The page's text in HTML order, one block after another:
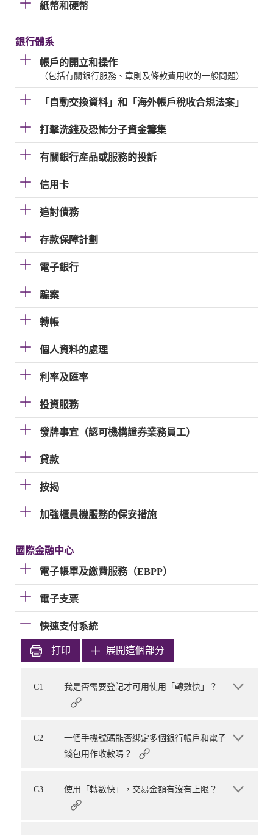
紙幣和硬幣
銀行體系
帳戶的開立和操作
（包括有關銀行服務、章則及條款費用收的一般問題）
「自動交換資料」和「海外帳戶稅收合規法案」
打擊洗錢及恐怖分子資金籌集
有關銀行產品或服務的投訴
信用卡
追討債務
存款保障計劃
電子銀行
騙案
轉帳
個人資料的處理
利率及匯率
投資服務
發牌事宜（認可機構證券業務員工）
貸款
按揭
加強櫃員機服務的保安措施
國際金融中心
電子帳單及繳費服務（EBPP）
電子支票
快速支付系統
打印 展開這個部分
C1 我是否需要登記才可用使用「轉數快」？
C2
一個手機號碼能否綁定多個銀行帳戶和電子
錢包用作收款嗎？
C3 使用「轉數快」，交易金額有沒有上限？